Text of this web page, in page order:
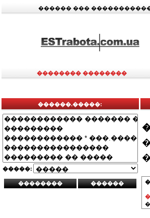
������ ���
�������� ��������
������.�����:
�����: